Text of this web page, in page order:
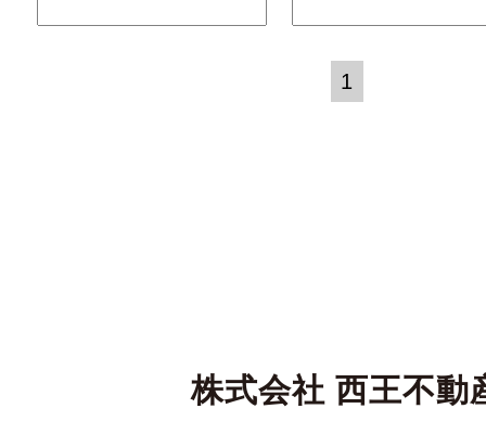
1
株式会社 西王不動